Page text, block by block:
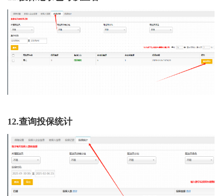
12.查询投保统计